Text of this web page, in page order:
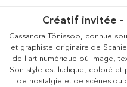
Créatif invitée -
Cassandra Tönissoo, connue
et graphiste originaire de
de l'art numérique où image,
Son style est ludique, coloré et
de nostalgie et de scènes du